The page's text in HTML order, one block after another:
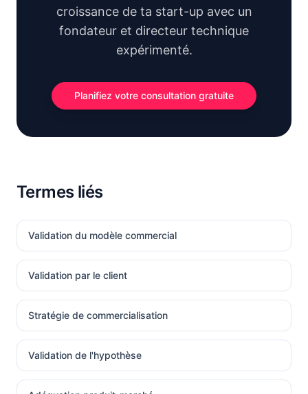
croissance de ta start-up avec un
fondateur et directeur technique
expérimenté.
Planifiez votre consultation gratuite
Termes liés
Validation du modèle commercial
Validation par le client
Stratégie de commercialisation
Validation de l'hypothèse